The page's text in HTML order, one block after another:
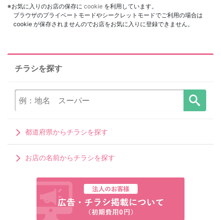
※お気に入りのお店の保存に cookie を利用しています。
ブラウザのプライベートモードやシークレットモードでご利用の場合は
cookie が保存されませんのでお店をお気に入りに登録できません。
チラシを探す
都道府県からチラシを探す
お店の名前からチラシを探す